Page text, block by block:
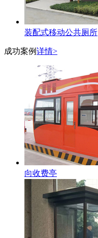
装配式移动公共厕所
成功案例详情>
向收费亭